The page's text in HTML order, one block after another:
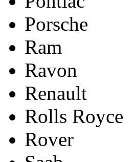
Porsche
Ram
Ravon
Renault
Rolls Royce
Rover